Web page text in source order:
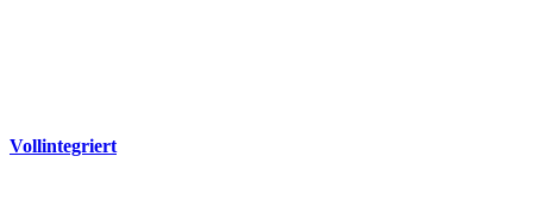
Vollintegriert